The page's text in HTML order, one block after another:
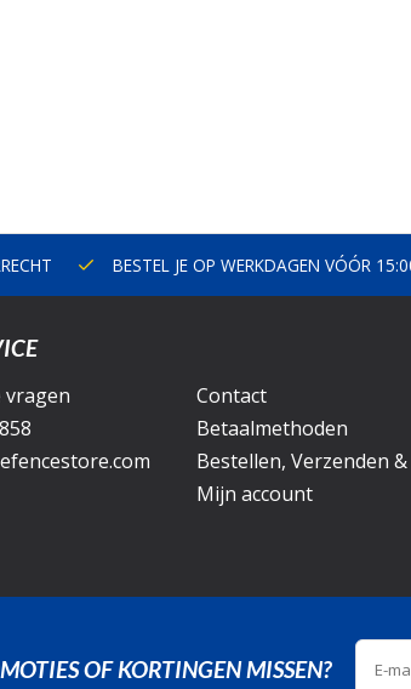
BESTEL JE OP WERKDAGEN VÓÓR
vragen
Contact
Betaalmethoden
Bestellen, Verzenden
Mijn account
OF KORTINGEN MISSEN?